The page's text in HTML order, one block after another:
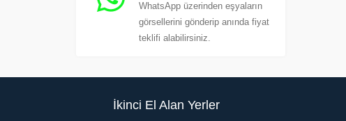
WhatsApp üzerinden eşyaların
görsellerini gönderip anında fiyat
teklifi alabilirsiniz.
İkinci El Alan Yerler